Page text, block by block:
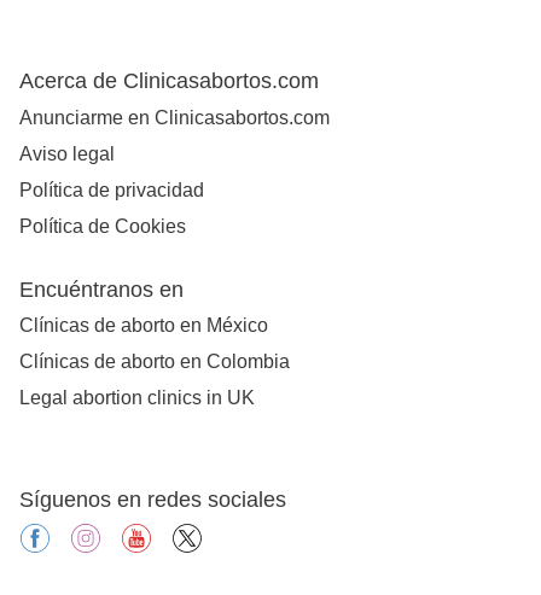
Acerca de Clinicasabortos.com
Anunciarme en Clinicasabortos.com
Aviso legal
Política de privacidad
Política de Cookies
Encuéntranos en
Clínicas de aborto en México
Clínicas de aborto en Colombia
Legal abortion clinics in UK
Síguenos en redes sociales
facebookinstagramyoutube